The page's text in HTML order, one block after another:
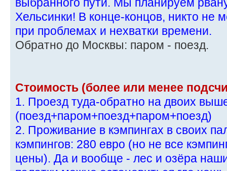
Хельсинки! В конце-концов, никто не
при проблемах и нехватки времени.
Обратно до Москвы: паром - поезд.
Стоимость (более или менее
1. Проезд туда-обратно на двоих
(поезд+паром+поезд+паром+поезд)
2. Проживание в кэмпингах в своих
кэмпингов: 280 евро (но не все
цены). Да и вообще - лес и озёра